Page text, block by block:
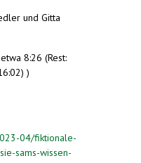
und Gitta
8:26 (Rest:
)
04/fiktionale-
sams-wissen-